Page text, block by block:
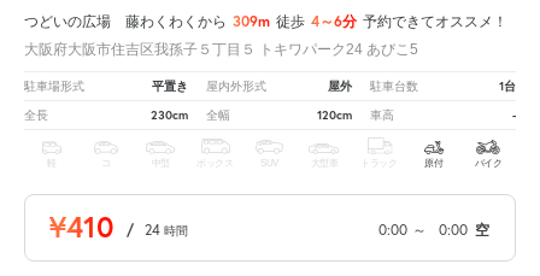
つどいの広場 藤わくわくから 309m 徒歩 4～6分 予約できてオススメ！
大阪府大阪市住吉区我孫子５丁目５ トキワパーク24 あびこ5
駐車場形式 平置き 屋内外形式 屋外 駐車台数 1台
全長 230cm 全幅 120cm 車高 -
軽 中型 ボックス SUV 大型車 トラック 原付 バイク
¥410 / 24 時間 0:00 ～ 0:00 空